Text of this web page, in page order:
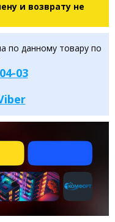
и возврату не
по данному товару по
03